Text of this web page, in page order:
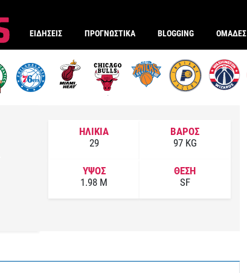
ΕΙΔΗΣΕΙΣ ΠΡΟΓΝΩΣΤΙΚΑ BLOGGING ΟΜΑΔΕΣ
ΗΛΙΚΙΑ
29
ΒΑΡΟΣ
97 KG
ΥΨΟΣ
1.98 M
ΘΕΣΗ
SF